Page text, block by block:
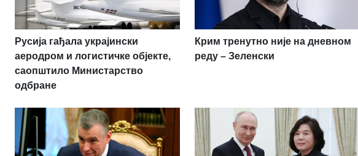
Русија гађала украјински
аеродром и логистичке објекте,
саопштило Министарство
одбране
Крим тренутно није на дневном
реду – Зеленски